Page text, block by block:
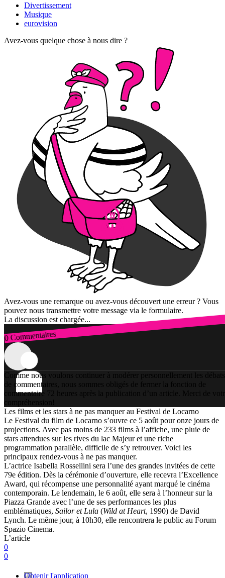
Divertissement
Musique
eurovision
Avez-vous quelque chose à nous dire ?
Avez-vous une remarque ou avez-vous découvert une erreur ? Vous
pouvez nous transmettre votre message via le formulaire.
La discussion est chargée...
0 Commentaires
Connexion
Comme nous voulons continuer à modérer personnellement les débats
de commentaires, nous sommes obligés de fermer la fonction de
commentaire 72 heures après la publication d’un article. Merci de
compréhension!
Les films et les stars à ne pas manquer au Festival de Locarno
Le Festival du film de Locarno s’ouvre ce 5 août pour onze jours de
projections. Avec pas moins de 233 films à l’affiche, une pluie de
stars attendues sur les rives du lac Majeur et une riche
programmation parallèle, difficile de s’y retrouver. Voici les
principaux rendez-vous à ne pas manquer.
L’actrice Isabella Rossellini sera l’une des grandes invitées de cette
79e édition. Dès la cérémonie d’ouverture, elle recevra l’Excellence
Award, qui récompense une personnalité ayant marqué le cinéma
contemporain. Le lendemain, le 6 août, elle sera à l’honneur sur la
Piazza Grande avec l’une de ses performances les plus
emblématiques, Sailor et Lula (Wild at Heart, 1990) de David
Lynch. Le même jour, à 10h30, elle rencontrera le public au Forum
Spazio Cinema.
L’article
0
0
Obtenir l'application